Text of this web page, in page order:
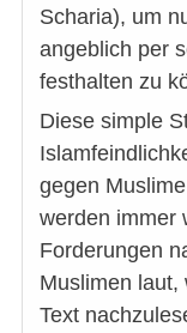
Scharia), um
angeblich per
festhalten zu
Diese simple
gegen
werden immer
Forderungen
Muslimen laut,
Text